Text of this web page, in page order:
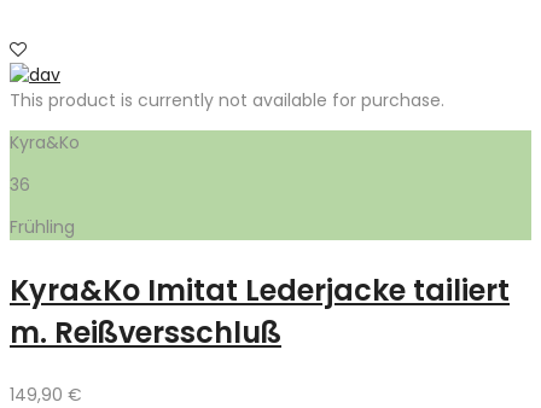
This product is currently not available for purchase.
Kyra&Ko
36
Frühling
Kyra&Ko Imitat Lederjacke tailiert
m. Reißversschluß
149,90 €